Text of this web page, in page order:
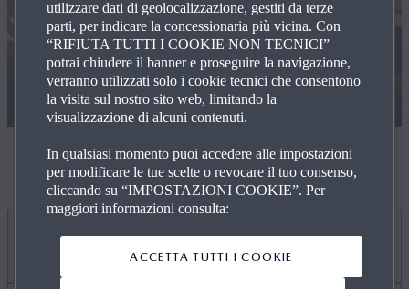
Proteggi ciò che è importante per te
Campagne di richiamo e/o Programmi di servizio
utilizzare dati di geolocalizzazione, gestiti da terze
parti, per indicare la concessionaria più vicina. Con
“RIFIUTA TUTTI I COOKIE NON TECNICI”
potrai chiudere il banner e proseguire la navigazione,
verranno utilizzati solo i cookie tecnici che consentono
la visita sul nostro sito web, limitando la
visualizzazione di alcuni contenuti.
In qualsiasi momento puoi accedere alle impostazioni
per modificare le tue scelte o revocare il tuo consenso,
cliccando su “IMPOSTAZIONI COOKIE”. Per
maggiori informazioni consulta:
ACCETTA TUTTI I COOKIE